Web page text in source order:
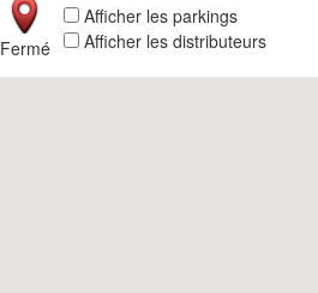
Afficher les parkings
Afficher les distributeurs
Fermé